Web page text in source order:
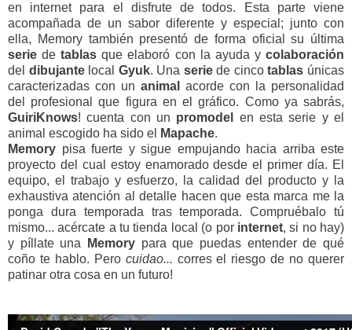
en internet para el disfrute de todos. Esta parte viene
acompañada de un sabor diferente y especial; junto con
ella, Memory también presentó de forma oficial su última
serie detablas que elaboró con la ayuda ycolaboración
del dibujantelocal Gyuk. Una seriede cincotablas únicas
caracterizadas con un animal
acorde con la personalidad
del profesional que figura en el gráfico. Como ya sabrás,
GuiriKnows! cuenta con un promodel
en esta serie y el
animal escogido ha sido el
Mapache.
Memory pisa fuerte y sigue empujando hacia arriba este
proyecto del cual estoy enamorado desde el primer día. El
equipo, el trabajo y esfuerzo, la calidad del producto y la
exhaustiva atención al detalle hacen que esta marca me la
ponga dura temporada tras temporada. Compruébalo tú
mismo... acércate a tu tienda local (o por internet, si no hay)
y píllate una
Memory para que puedas entender de qué
coño te hablo. Pero cuidao... corres el riesgo de no querer
patinar otra cosa en un futuro!